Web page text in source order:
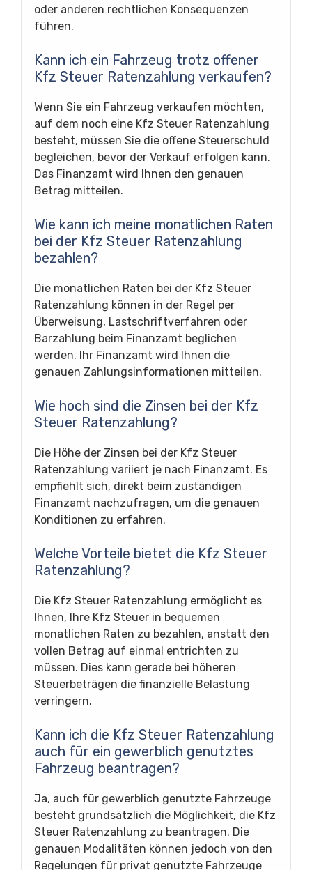
oder anderen rechtlichen Konsequenzen
führen.
Kann ich ein Fahrzeug trotz offener
Kfz Steuer Ratenzahlung verkaufen?
Wenn Sie ein Fahrzeug verkaufen möchten,
auf dem noch eine Kfz Steuer Ratenzahlung
besteht, müssen Sie die offene Steuerschuld
begleichen, bevor der Verkauf erfolgen kann.
Das Finanzamt wird Ihnen den genauen
Betrag mitteilen.
Wie kann ich meine monatlichen Raten
bei der Kfz Steuer Ratenzahlung
bezahlen?
Die monatlichen Raten bei der Kfz Steuer
Ratenzahlung können in der Regel per
Überweisung, Lastschriftverfahren oder
Barzahlung beim Finanzamt beglichen
werden. Ihr Finanzamt wird Ihnen die
genauen Zahlungsinformationen mitteilen.
Wie hoch sind die Zinsen bei der Kfz
Steuer Ratenzahlung?
Die Höhe der Zinsen bei der Kfz Steuer
Ratenzahlung variiert je nach Finanzamt. Es
empfiehlt sich, direkt beim zuständigen
Finanzamt nachzufragen, um die genauen
Konditionen zu erfahren.
Welche Vorteile bietet die Kfz Steuer
Ratenzahlung?
Die Kfz Steuer Ratenzahlung ermöglicht es
Ihnen, Ihre Kfz Steuer in bequemen
monatlichen Raten zu bezahlen, anstatt den
vollen Betrag auf einmal entrichten zu
müssen. Dies kann gerade bei höheren
Steuerbeträgen die finanzielle Belastung
verringern.
Kann ich die Kfz Steuer Ratenzahlung
auch für ein gewerblich genutztes
Fahrzeug beantragen?
Ja, auch für gewerblich genutzte Fahrzeuge
besteht grundsätzlich die Möglichkeit, die Kfz
Steuer Ratenzahlung zu beantragen. Die
genauen Modalitäten können jedoch von den
Regelungen für privat genutzte Fahrzeuge